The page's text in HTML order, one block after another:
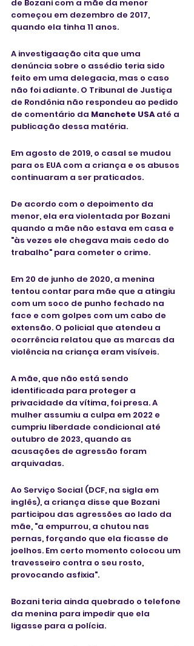
de Bozani com a mãe da menor
começou em dezembro de 2017,
quando ela tinha 11 anos.
A investigaação cita que uma
denúncia sobre o assédio teria sido
feito em uma delegacia, mas o caso
não foi adiante. O Tribunal de Justiça
de Rondônia não respondeu ao pedido
de comentário da Manchete USA até a
publicação dessa matéria.
Em agosto de 2019, o casal se mudou
para os EUA com a criança e os abusos
continuaram a ser praticados.
De acordo com o depoimento da
menor, ela era violentada por Bozani
quando a mãe não estava em casa e
"às vezes ele chegava mais cedo do
trabalho" para cometer o crime.
Em 20 de junho de 2020, a menina
tentou contar para mãe que a atingiu
com um soco de punho fechado na
face e com golpes com um cabo de
extensão. O policial que atendeu a
ocorrência relatou que as marcas da
violência na criança eram visíveis.
A mãe, que não está sendo
identificada para proteger a
privacidade da vítima, foi presa. A
mulher assumiu a culpa em 2022 e
cumpriu liberdade condicional até
outubro de 2023, quando as
acusações de agressão foram
arquivadas.
Ao Serviço Social (DCF, na sigla em
inglês), a criança disse que Bozani
participou das agressões ao lado da
mãe, "a empurrou, a chutou nas
pernas, forçando que ela ficasse de
joelhos. Em certo momento colocou um
travesseiro contra o seu rosto,
provocando asfixia".
Bozani teria ainda quebrado o telefone
da menina para impedir que ela
ligasse para a polícia.